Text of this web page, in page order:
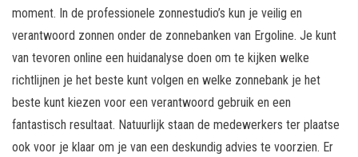
moment. In de professionele zonnestudio’s kun je veilig en
verantwoord zonnen onder de zonnebanken van Ergoline. Je kunt
van tevoren online een huidanalyse doen om te kijken welke
richtlijnen je het beste kunt volgen en welke zonnebank je het
beste kunt kiezen voor een verantwoord gebruik en een
fantastisch resultaat. Natuurlijk staan de medewerkers ter plaatse
ook voor je klaar om je van een deskundig advies te voorzien. Er